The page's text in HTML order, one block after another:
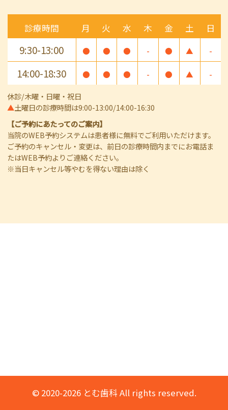
診療時間 月 火 水 木 金 土 日
9:30-13:00 ● ● ● - ● ▲ -
14:00-18:30 ● ● ● - ● ▲ -
休診/木曜・日曜・祝日
▲土曜日の診療時間は9:00-13:00/14:00-16:30
【ご予約にあたってのご案内】
当院のWEB予約システムは患者様に無料でご利用いただけます。
ご予約のキャンセル・変更は、前日の診療時間内までにお電話ま
たはWEB予約よりご連絡ください。
※当日キャンセル等やむを得ない理由は除く
© 2020-2026 とむ歯科 All rights reserved.